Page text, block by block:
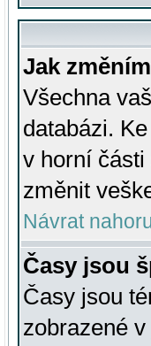
Jak
Všechna
databázi.
v horní části
změnit
Návrat
Časy jsou
Časy jsou
zobrazené